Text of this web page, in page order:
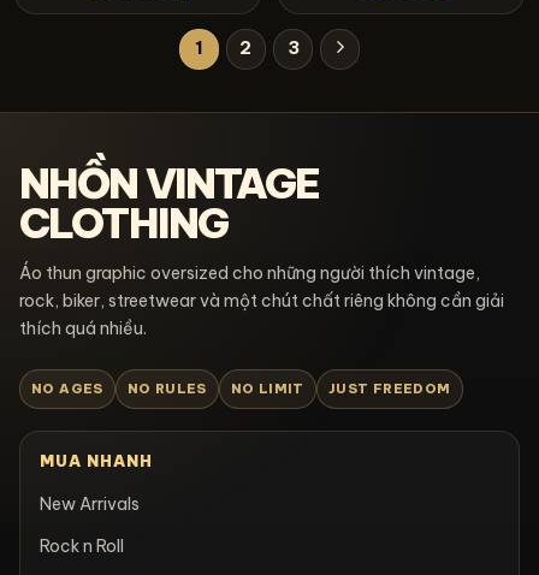
1 2 3
NHỒN VINTAGE
CLOTHING
Áo thun graphic oversized cho những người thích vintage,
rock, biker, streetwear và một chút chất riêng không cần giải
thích quá nhiều.
NO AGES NO RULES NO LIMIT JUST FREEDOM
MUA NHANH
New Arrivals
Rock n Roll